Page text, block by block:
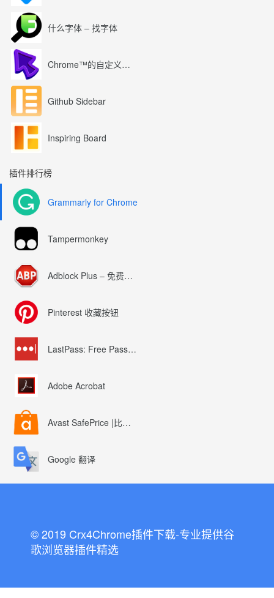
什么字体 – 找字体
Chrome™的自定义光标
Github Sidebar
Inspiring Board
插件排行榜
Grammarly for Chrome
Tampermonkey
Adblock Plus – 免费的广告拦截器
Pinterest 收藏按钮
LastPass: Free Password Manager
Adobe Acrobat
Avast SafePrice |比较、交易、优惠券
Google 翻译
© 2019 Crx4Chrome插件下载-专业提供谷
歌浏览器插件精选